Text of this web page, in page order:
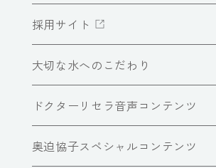
採用サイト
大切な水へのこだわり
ドクターリセラ音声コンテンツ
奥迫協子スペシャルコンテンツ